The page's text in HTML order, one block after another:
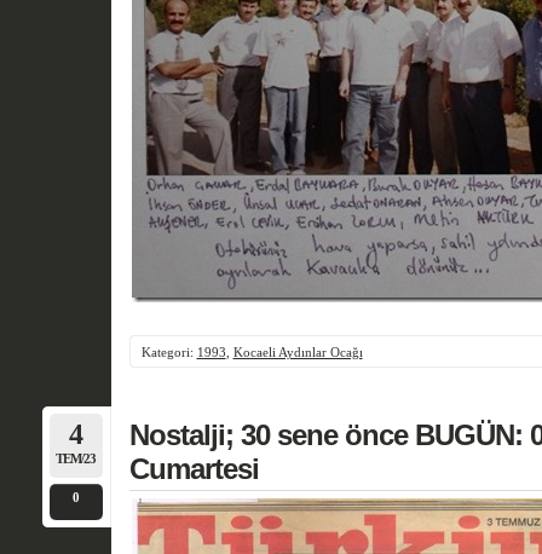
Kategori: 1993 Kocaeli Aydınlar Ocağı
4
TEM/23
0
Nostalji; 30 sene önce BUGÜN:
Cumartesi